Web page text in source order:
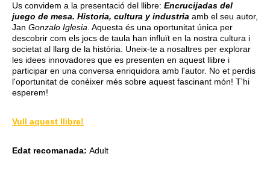
Us convidem a la presentació del llibre: Encrucijadas del
juego de mesa. Historia, cultura y industria amb el seu autor,
Jan Gonzalo Iglesia. Aquesta és una oportunitat única per
descobrir com els jocs de taula han influït en la nostra cultura i
societat al llarg de la història. Uneix-te a nosaltres per explorar
les idees innovadores que es presenten en aquest llibre i
participar en una conversa enriquidora amb l'autor. No et perdis
l'oportunitat de conèixer més sobre aquest fascinant món! T'hi
esperem!
Vull aquest llibre!
Edat recomanada: Adult